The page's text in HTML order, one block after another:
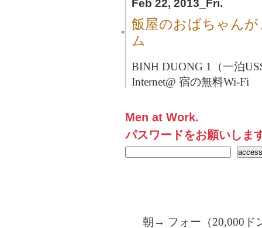
Feb 22, 2013_Fri.
■
飯屋のおばちゃん
ム
BINH DUONG 1（一泊
Internet@ 宿の無料Wi-Fi
Men at Work.
パスワードをお願いしま
朝→ フォー（20,000ド